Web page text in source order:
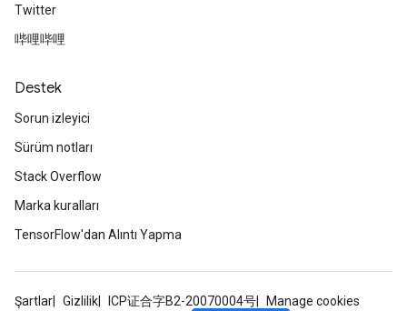
Twitter
哔哩哔哩
Destek
Sorun izleyici
Sürüm notları
Stack Overflow
Marka kuralları
TensorFlow'dan Alıntı Yapma
Şartlar Gizlilik ICP证合字B2-20070004号 Manage cookies